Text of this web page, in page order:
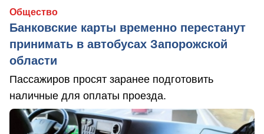
Общество
Банковские карты временно перестанут
принимать в автобусах Запорожской
области
Пассажиров просят заранее подготовить
наличные для оплаты проезда.